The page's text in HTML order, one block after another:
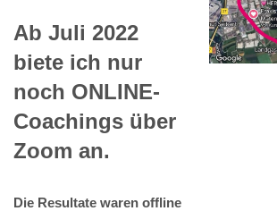
Ab Juli 2022
biete ich nur
noch ONLINE-
Coachings über
Zoom an.
Die Resultate waren offline